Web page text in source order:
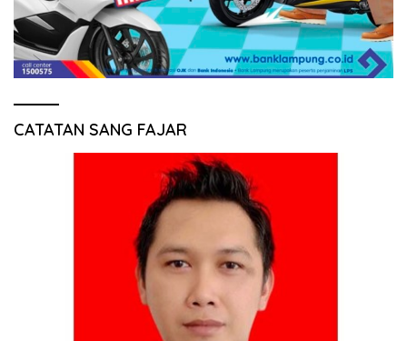
CATATAN SANG FAJAR